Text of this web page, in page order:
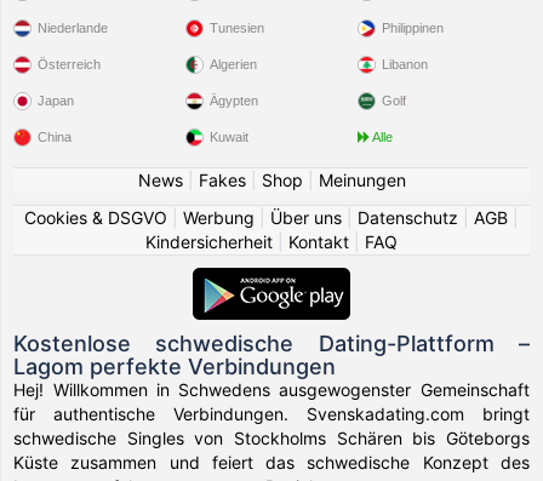
Niederlande
Österreich
Japan
China
Tunesien
Algerien
Ägypten
Kuwait
Philippinen
Libanon
Golf
Alle
News| Fakes| Shop
Meinungen
Cookies & DSGVO
Werbung Über uns Datenschutz AGB
Kindersicherheit
Kontakt FAQ
Kostenlose schwedische Dating-Plattform –
Lagom perfekte Verbindungen
Hej! Willkommen in Schwedens ausgewogenster Gemeinschaft
für authentische Verbindungen. Svenskadating.com bringt
schwedische Singles von Stockholms Schären bis Göteborgs
Küste zusammen und feiert das schwedische Konzept des